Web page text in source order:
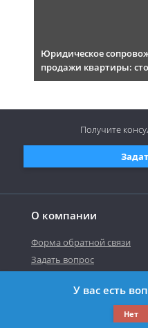
Юридическое
продажи квартиры:
О компании
Форма обратной связи
Задать вопрос
©2019-2026 Все права
Получите
У вас есть
Нет